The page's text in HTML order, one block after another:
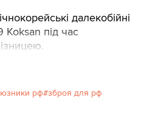
далекобійні
Koksan під час
рф зброя для рф